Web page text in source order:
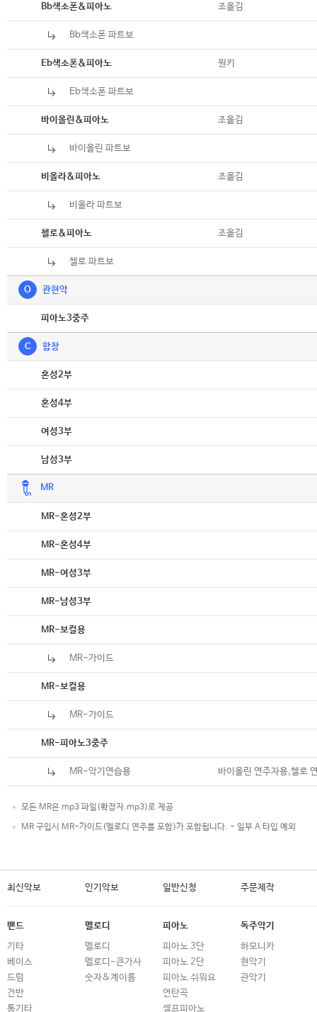
Bb색소폰&피아노 조옮김
Bb색소폰 파트보
Eb색소폰&피아노 원키
Eb색소폰 파트보
바이올린&피아노 조옮김
바이올린 파트보
비올라&피아노 조옮김
비올라 파트보
첼로&피아노 조옮김
첼로 파트보
O 관현악
피아노3중주
C 합창
혼성2부
혼성4부
여성3부
남성3부
MR
MR-혼성2부
MR-혼성4부
MR-여성3부
MR-남성3부
MR-보컬용
MR-가이드
MR-보컬용
MR-가이드
MR-피아노3중주
MR-악기연습용 바이올린 연주자용,첼로
모든 MR은 mp3 파일(확장자.mp3)로 제공
MR 구입시 MR-가이드(멜로디 연주를 포함)가 포함됩니다. - 일부 A 타입 예외
최신악보 인기악보 일반신청 주문제작
밴드
기타
베이스
드럼
건반
통기타
멜로디
멜로디
멜로디-큰가사
숫자&계이름
피아노
피아노 3단
피아노 2단
피아노 쉬워요
연탄곡
셀프피아노
독주악기
하모니카
현악기
관악기